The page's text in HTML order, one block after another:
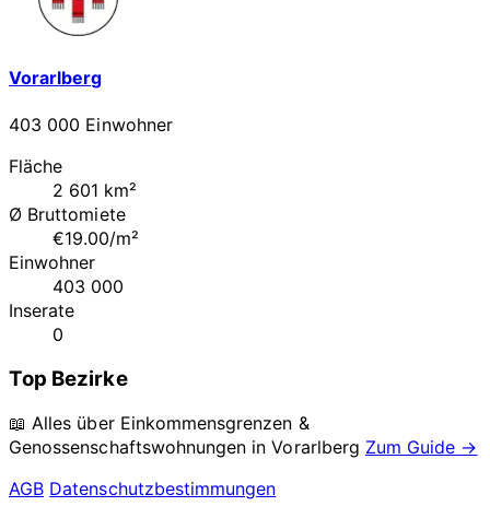
Vorarlberg
403 000 Einwohner
Fläche
2 601 km²
Ø Bruttomiete
€19.00/m²
Einwohner
403 000
Inserate
0
Top Bezirke
📖 Alles über Einkommensgrenzen &
Genossenschaftswohnungen inVorarlberg Zum Guide →
AGB Datenschutzbestimmungen